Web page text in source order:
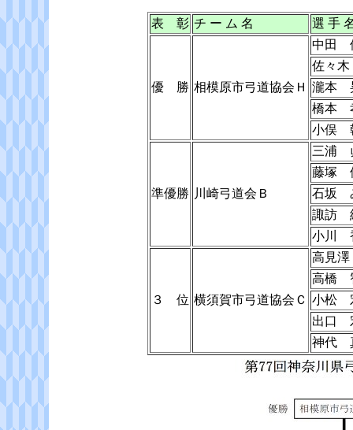
表 彰 チ ー ム 名 選 手
優 勝 相模原市弓道協会Ｈ
中田
佐々
瀧本
橋本
小俣
準優勝 川崎弓道会Ｂ
三浦
藤塚
石坂
諏訪
小川
３ 位 横須賀市弓道協会Ｃ
高見
高橋
小松
出口
神代